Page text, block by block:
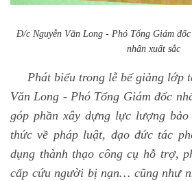
Đ/c Nguyễn Văn Long - Phó Tổng Giám
nhân xuất sắc
Phát biểu trong lễ bế giảng lớp
Văn Long - Phó Tổng Giám đốc
góp phần xây dựng lực lượng
thức về pháp luật, đạo đức tác
dụng thành thạo công cụ hỗ trợ,
cấp cứu người bị nạn… cũng như